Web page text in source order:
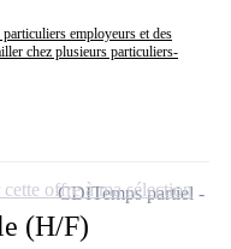
employeurs et des
chez plusieurs particuliers-
(H/F)
CDITemps partiel
offre à ma sélection